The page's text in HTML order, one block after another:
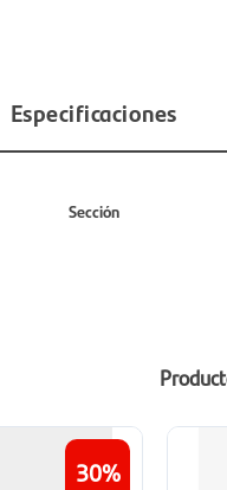
Especificaciones
Sección
30